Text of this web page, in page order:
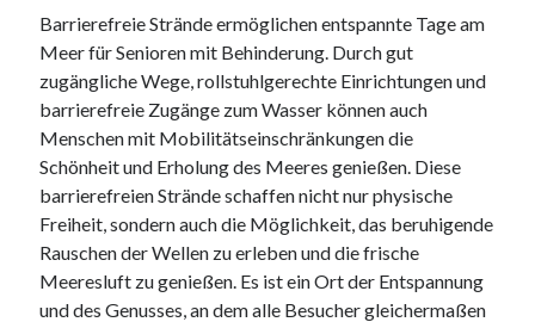
Barrierefreie Strände ermöglichen entspannte Tage am
Meer für Senioren mit Behinderung. Durch gut
zugängliche Wege, rollstuhlgerechte Einrichtungen und
barrierefreie Zugänge zum Wasser können auch
Menschen mit Mobilitätseinschränkungen die
Schönheit und Erholung des Meeres genießen. Diese
barrierefreien Strände schaffen nicht nur physische
Freiheit, sondern auch die Möglichkeit, das beruhigende
Rauschen der Wellen zu erleben und die frische
Meeresluft zu genießen. Es ist ein Ort der Entspannung
und des Genusses, an dem alle Besucher gleichermaßen